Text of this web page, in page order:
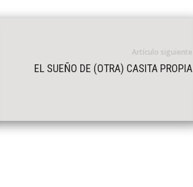
Artículo siguiente
EL SUEÑO DE (OTRA) CASITA PROPIA